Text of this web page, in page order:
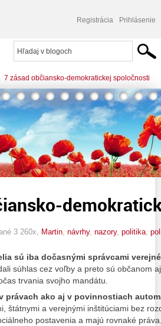
Registrácia Prihlásenie
7 zásad občiansko-demokratickej spoločnosti
3 260x, Martin návrhy, nazory, politika
sú iba dočasnými správcami
súhlas cez voľby a preto sú občanom
trvania svojho mandátu.
právach ako aj v povinnostiach
štátnymi a verejnými inštitúciami bez
postavenia a majú rovnaké